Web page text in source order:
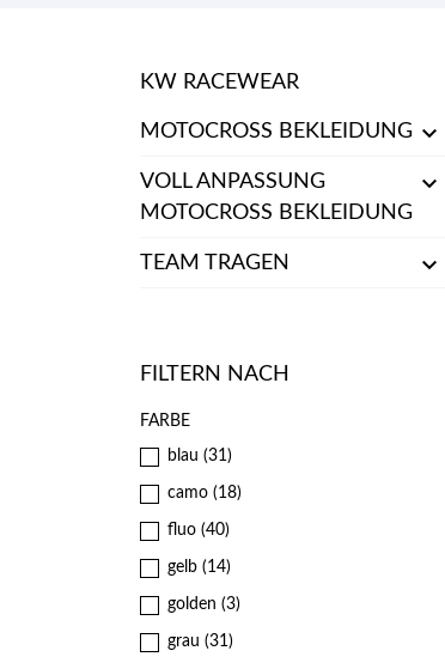
KW RACEWEAR
MOTOCROSS BEKLEIDUNG 
VOLL ANPASSUNG
MOTOCROSS BEKLEIDUNG

TEAM TRAGEN 
FILTERN NACH
FARBE
blau (31)
camo (18)
fluo (40)
gelb (14)
golden (3)
grau (31)